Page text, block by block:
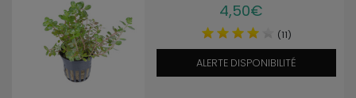
4,50€
(11)
ALERTE DISPONIBILITÉ